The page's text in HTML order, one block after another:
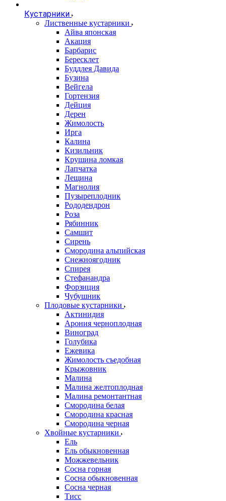
Кустарники
Лиственные кустарники
Айва японская
Акация
Барбарис
Бересклет
Буддлея Давида
Бузина
Вейгела
Гортензия
Дейция
Дерен
Жимолость
Ирга
Калина
Кизильник
Крушина ломкая
Лапчатка
Лещина
Магнолия
Пузыреплодник
Рододендрон
Роза
Рябинник
Самшит
Сирень
Смородина альпийская
Снежноягодник
Спирея
Стефанандра
Форзиция
Чубушник
Плодовые кустарники
Актинидия
Арония черноплодная
Виноград
Голубика
Ежевика
Жимолость съедобная
Крыжовник
Малина
Малина желтоплодная
Малина ремонтантная
Смородина белая
Смородина красная
Смородина черная
Хвойные кустарники
Ель
Ель обыкновенная
Можжевельник
Сосна горная
Сосна обыкновенная
Сосна черная
Тисс